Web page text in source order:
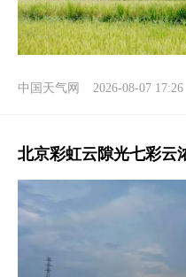
中国天气网 2026-08-07 17:26
北京彩虹云隙光七彩云